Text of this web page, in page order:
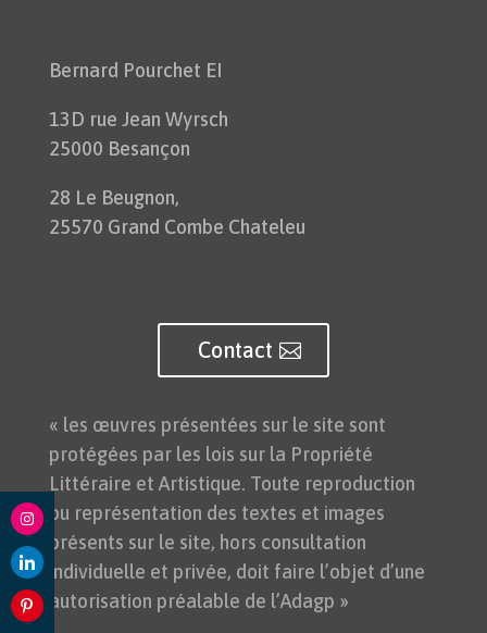
Bernard Pourchet EI
13D rue Jean Wyrsch
25000 Besançon
28 Le Beugnon,
25570 Grand Combe Chateleu
Contact
« les œuvres présentées sur le site sont
protégées par les lois sur la Propriété
Littéraire et Artistique. Toute reproduction
ou représentation des textes et images
présents sur le site, hors consultation
individuelle et privée, doit faire l’objet d’une
autorisation préalable de l’Adagp »
Share
on
Instagram
Share
on